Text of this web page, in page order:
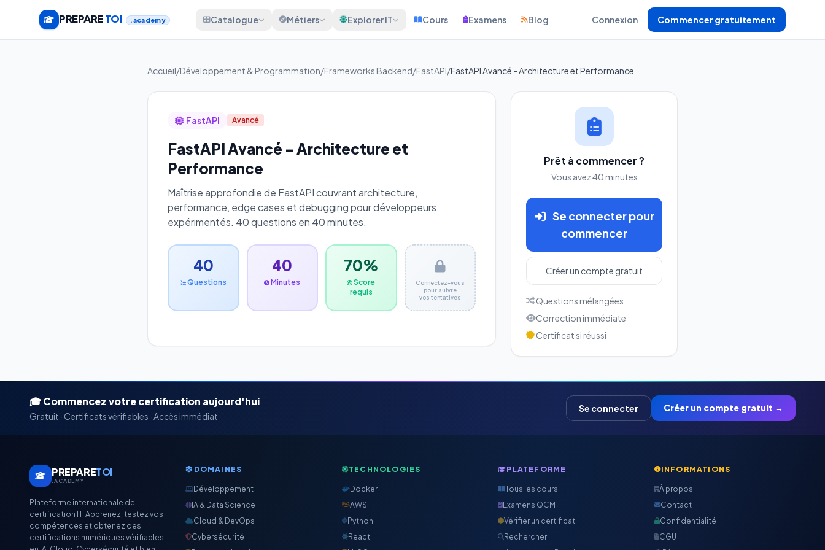
PREPARETOI .academy Catalogue Métiers Explorer IT Cours Examens Blog Connexion Commencer gratuitement
Accueil/Développement & Programmation/Frameworks Backend/FastAPI/FastAPI Avancé - Architecture et Performance
FastAPI Avancé
FastAPI Avancé - Architecture et
Performance
Maîtrise approfondie de FastAPI couvrant architecture,
performance, edge cases et debugging pour développeurs
expérimentés. 40 questions en 40 minutes.
40
Questions
40
Minutes
70%
Score
requis
Connectez-vous
pour suivre
vos tentatives
Prêt à commencer ?
Vous avez 40 minutes
Se connecter pour
commencer
Créer un compte gratuit
Questions mélangées
Correction immédiate
Certificat si réussi
🎓 Commencez votre certification aujourd'hui
Gratuit · Certificats vérifiables · Accès immédiat
Se connecter Créer un compte gratuit →
PREPARETOI
.ACADEMY
Plateforme internationale de
certification IT. Apprenez, testez vos
compétences et obtenez des
certifications numériques vérifiables
DOMAINES
Développement
IA & Data Science
Cloud & DevOps
Cybersécurité
TECHNOLOGIES
Docker
AWS
Python
React
PLATEFORME
Tous les cours
Examens QCM
Vérifier un certificat
Rechercher
INFORMATIONS
À propos
Contact
Confidentialité
CGU